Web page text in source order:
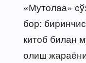
«Мутолаа»
бор:
китоб билан
олиш